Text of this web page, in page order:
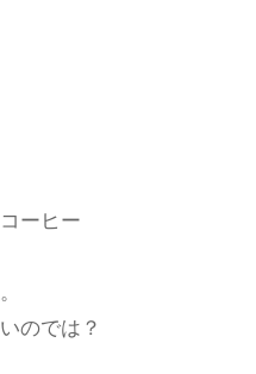
ーヒー
のでは？